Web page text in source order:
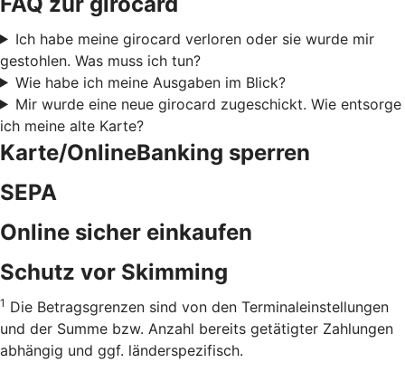
Ich habe meine girocard verloren oder sie wurde mir
gestohlen. Was muss ich tun?
Wie habe ich meine Ausgaben im Blick?
Mir wurde eine neue girocard zugeschickt. Wie entsorge
ich meine alte Karte?
Karte/OnlineBanking sperren
SEPA
Online sicher einkaufen
Schutz vor Skimming
1 Die Betragsgrenzen sind von den Terminaleinstellungen
und der Summe bzw. Anzahl bereits getätigter Zahlungen
abhängig und ggf. länderspezifisch.